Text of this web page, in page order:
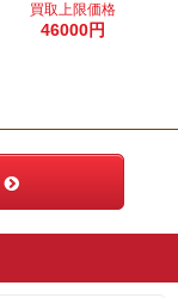
買取上限価格
46000円